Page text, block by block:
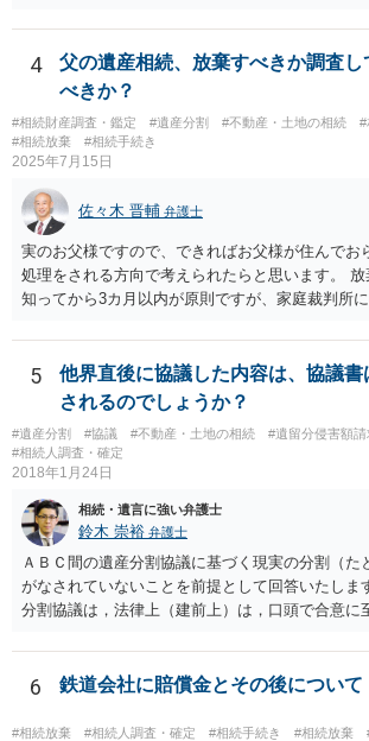
4
父の遺産相続、放棄すべきか調査し
べきか？
#相続財産調査・鑑定 #遺産分割 #不動産・土地の相続
#
#相続放棄
#相続手続き
2025年7月15日
佐々木 晋輔 弁護士
実のお父様ですので、できればお父様が住んでお
処理をされる方向で考えられたらと思います。 放
知ってから3カ月以内が原則ですが、家庭裁判所
放棄するかどうか決めることができます。 銀行
することはありませんので、数年後に借金が発
ありません。 なお、私が扱った相続放棄を検討
伸長して調査したところ、サラ金に対する過払金
つかったため相続したという事例がありました。
5
他界直後に協議した内容は、協議書
されるのでしょうか？
#遺産分割 #協議 #不動産・土地の相続
#遺留分侵害額請
#相続人調査・確定
2018年1月24日
相続・遺言に強い弁護士
鈴木 崇裕 弁護士
ＡＢＣ間の遺産分割協議に基づく現実の分割（た
がなされていないことを前提として回答いたしま
分割協議は，法律上（建前上）は，口頭で合意に
ん。 また，不動産の名義を移転するためには，
名捺印を得る必要があります。 したがって，残
の遺産分割協議が有効に成立している」という
難と思われます。 「ＡＢＣ間の遺産分割協議は未
6 鉄道会社に賠償金とその後について
#相続放棄 #相続人調査・確定 #相続手続き #相続放棄